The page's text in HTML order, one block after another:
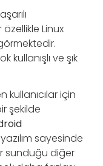
özellikle Linux
ve şık
kullanıcılar için
şekilde
sayesinde
sunduğu diğer